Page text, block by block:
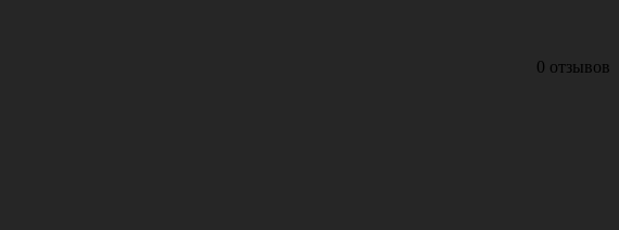
0 отзывов